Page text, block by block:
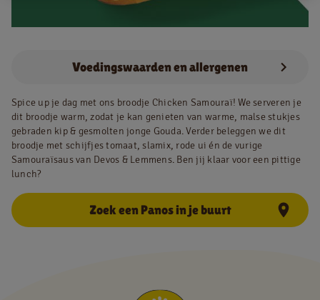
Privacy policy
Cookie policy
Voedingswaarden en allergenen
Spice up je dag met ons broodje Chicken Samouraï! We serveren je
dit broodje warm, zodat je kan genieten van warme, malse stukjes
gebraden kip & gesmolten jonge Gouda. Verder beleggen we dit
broodje met schijfjes tomaat, slamix, rode ui én de vurige
Samouraïsausvan Devos & Lemmens. Ben jij klaar voor een pittige
lunch?
Zoek een Panos in je buurt